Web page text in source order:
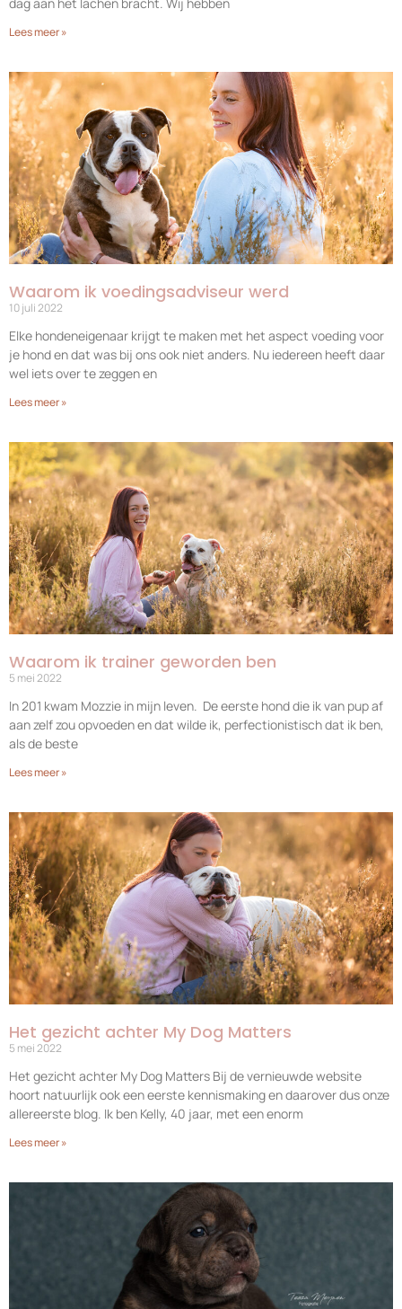
dag aan het lachen bracht. Wij hebben
Lees meer »
Waarom ik voedingsadviseur werd
10 juli 2022
Elke hondeneigenaar krijgt te maken met het aspect voeding voor
je hond en dat was bij ons ook niet anders. Nu iedereen heeft daar
wel iets over te zeggen en
Lees meer »
Waarom ik trainer geworden ben
5 mei 2022
In 201 kwam Mozzie in mijn leven. De eerste hond die ik van pup af
aan zelf zou opvoeden en dat wilde ik, perfectionistisch dat ik ben,
als de beste
Lees meer »
Het gezicht achter My Dog Matters
5 mei 2022
Het gezicht achter My Dog Matters Bij de vernieuwde website
hoort natuurlijk ook een eerste kennismaking en daarover dus onze
allereerste blog. Ik ben Kelly, 40 jaar, met een enorm
Lees meer »